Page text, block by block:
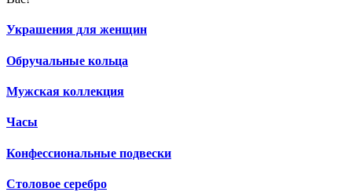
Украшения для женщин
Обручальные кольца
Мужская коллекция
Часы
Конфессиональные подвески
Столовое серебро